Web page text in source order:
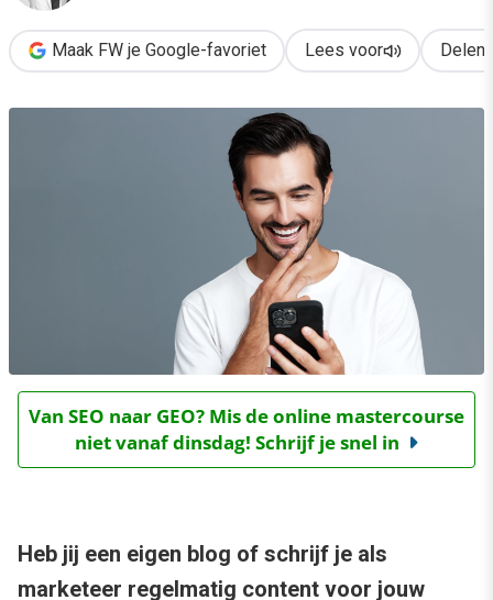
Maak FW je Google-favoriet Lees voor Delen
Van SEO naar GEO? Mis de online mastercourse
niet vanaf dinsdag! Schrijf je snel in
Heb jij een eigen blog of schrijf je als
marketeer regelmatig content voor jouw